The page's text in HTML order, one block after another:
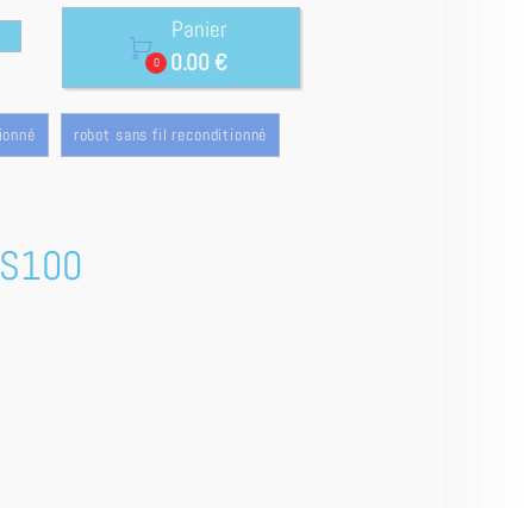

0
Panier
0.00 €
robot sans fil reconditionné